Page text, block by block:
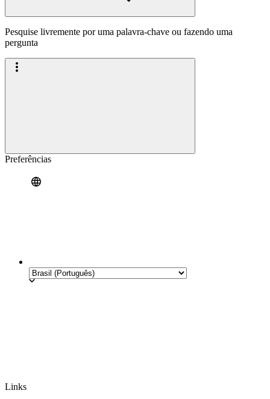
Pesquise livremente por uma palavra-chave ou fazendo uma
pergunta
Preferências
Links